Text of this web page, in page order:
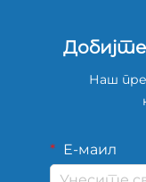
Наш
Е-маил